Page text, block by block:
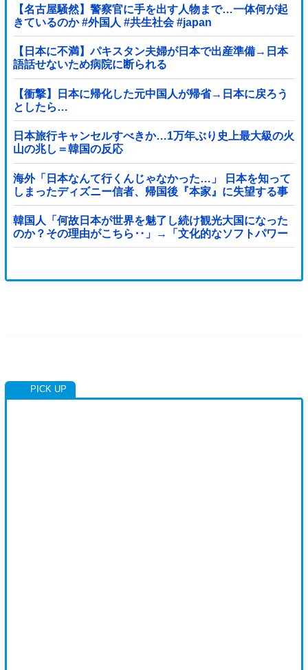
【名古屋騒然】警察官に手を出す人物まで…一体何が起
きているのか #外国人 #共生社会 #japan
【日本に不満】パキスタン夫婦が日本で出産準備→日本
語話せないため病院に断られる
【衝撃】日本に帰化した元中国人が帰省→日本に戻ろう
としたら…
日本旅行キャンセルすべきか…1万年ぶり史上最大級の火
山の兆し＝韓国の反応
海外「日本なんて行くんじゃなかった…」 日本を知って
しまったディズニー信者、帰国後『本家』に失望する事
態に
韓国人「何故日本が世界を魅了し続け観光大国になった
のか？その理由がこちら‥」→「文化的なソフトパワー
が凄い」